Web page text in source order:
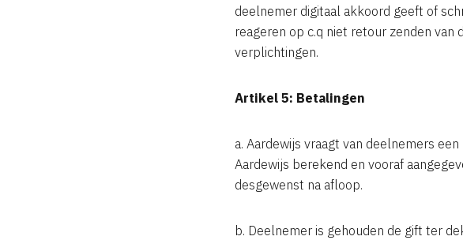
deelnemer digitaal akkoord geeft of
reageren op c.q niet retour zenden
verplichtingen.
Artikel 5: Betalingen
a. Aardewijs vraagt van deelnemers
Aardewijs berekend en vooraf
desgewenst na afloop.
b. Deelnemer is gehouden de gift ter